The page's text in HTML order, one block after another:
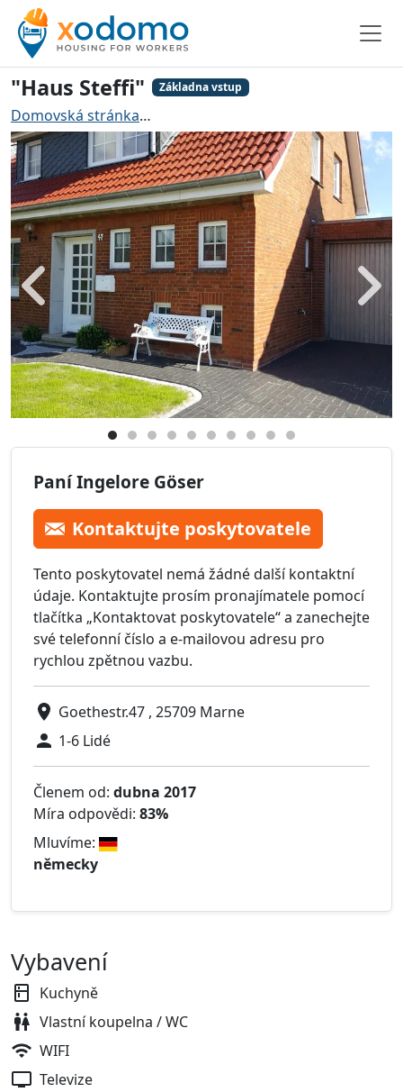
"Haus Steffi" Základna vstup
Domovská stránka
Zadní Dále
Paní Ingelore Göser
Kontaktujte poskytovatele
Tento poskytovatel nemá žádné další kontaktní
údaje. Kontaktujte prosím pronajímatele pomocí
tlačítka „Kontaktovat poskytovatele“ a zanechejte
své telefonní číslo a e-mailovou adresu pro
rychlou zpětnou vazbu.
Goethestr.47 , 25709 Marne
1-6 Lidé
Členem od: dubna 2017
Míra odpovědi: 83%
Mluvíme:
německy
Vybavení
Kuchyně
Vlastní koupelna / WC
WIFI
Televize